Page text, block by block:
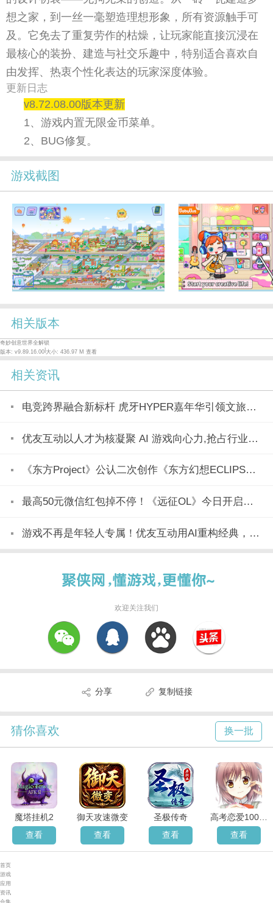
想之家，到一丝一毫塑造理想形象，所有资源触手可
及。它免去了重复劳作的枯燥，让玩家能直接沉浸在
最核心的装扮、建造与社交乐趣中，特别适合喜欢自
由发挥、热衷个性化表达的玩家深度体验。
更新日志
v8.72.08.00版本更新
1、游戏内置无限金币菜单。
2、BUG修复。
游戏截图
相关版本
奇妙创意世界全解锁
版本: v9.89.16.00 大小: 436.97 M 查看
相关资讯
电竞跨界融合新标杆 虎牙HYPER嘉年华引领文旅产业新潮流
优友互动以人才为核凝聚 AI 游戏向心力,抢占行业变革制高点
《东方Project》公认二次创作《东方幻想ECLIPSE》7月23日正式上市
最高50元微信红包掉不停！《远征OL》今日开启美食节新区「玉脍」！
游戏不再是年轻人专属！优友互动用AI重构经典，全民都能玩
欢迎关注我们
分享 复制链接
猜你喜欢 换一批
魔塔挂机2
查看
御天攻速微变
查看
圣极传奇
查看
高考恋爱100天手机版
查看
首页
游戏
应用
资讯
合集